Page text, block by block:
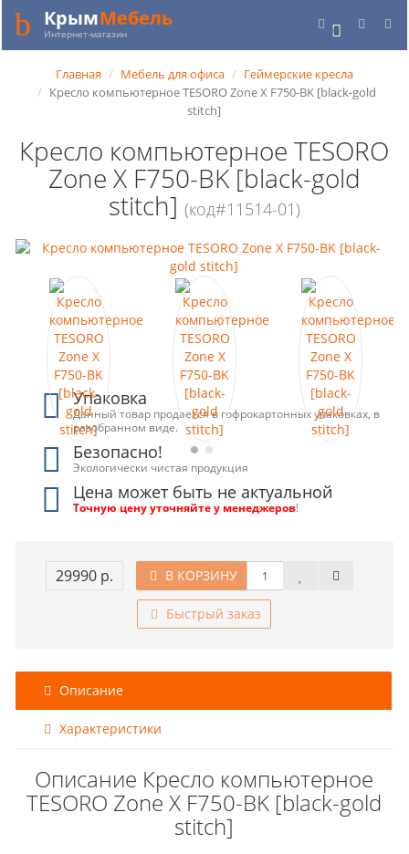
0
КрымМебель
Интернет-магазин
Главная Мебель для офиса
Геймерские кресла
Кресло компьютерное TESORO Zone X F750-BK [black-gold
stitch]
Кресло компьютерное TESORO
Zone X F750-BK [black-gold
stitch] (код#11514-01)
Упаковка
Данный товар продается в гофрокартонных упаковках, в
разобранном виде.
Безопасно!
Экологически чистая продукция
Цена может быть не актуальной
Точную цену уточняйте у менеджеров!
29990 р. В КОРЗИНУ
Быстрый заказ
Описание
Характеристики
Описание Кресло компьютерное
TESORO Zone X F750-BK [black-gold
stitch]